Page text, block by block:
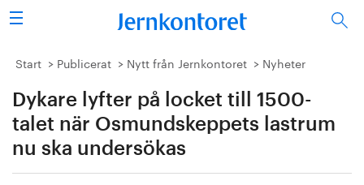
Sök
Stålindustrin
Vision 2050
Forskning/utbildning
Start Publicerat Nytt från Jernkontoret Nyheter
Dykare lyfter på locket till 1500-
talet när Osmundskeppets lastrum
nu ska undersökas